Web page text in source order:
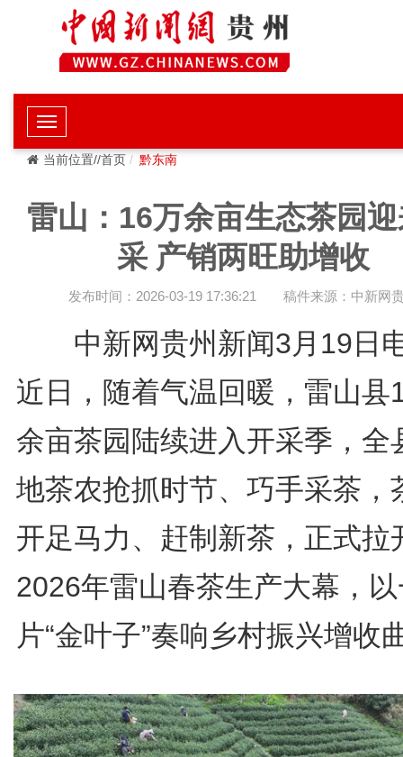
当前位置//首页 黔东南
雷山：16万余亩生态茶园
采 产销两旺助增收
发布时间：2026-03-19 17:36:21 稿件来源：中新网
中新网贵州新闻3月19
近日，随着气温回暖，雷山县
余亩茶园陆续进入开采季，全
地茶农抢抓时节、巧手采茶，
开足马力、赶制新茶，正式拉
2026年雷山春茶生产大幕，
片“金叶子”奏响乡村振兴增收